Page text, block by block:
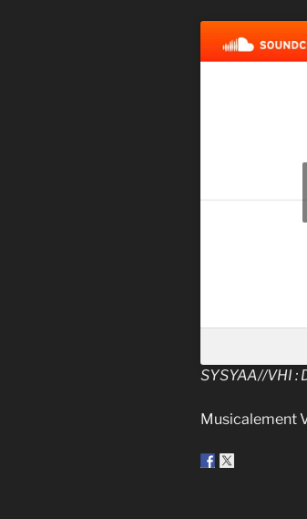
SYSYAA//VHI :
Musicalement